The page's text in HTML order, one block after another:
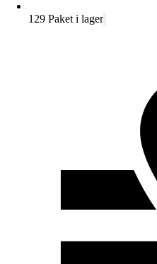
129 Paket i lager